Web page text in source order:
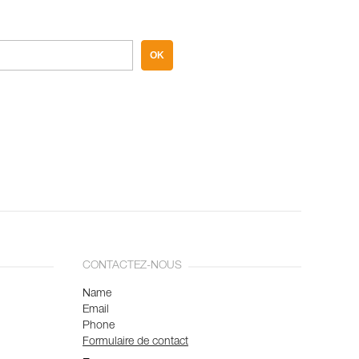
OK
CONTACTEZ-NOUS
Name
Email
Phone
Formulaire de contact